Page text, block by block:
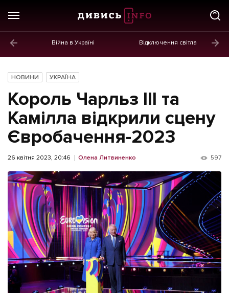
Війна в Україні Відключення світла
Новини
Політика
Економіка
Бізнес
Життя
Культура
Афіша
ІНШЕ
Інтерв'ю
Картки
Репортаж
Прес-релізи
Фото/Відео
Made in Lviv
НОВИНИ УКРАЇНА
Король Чарльз III та
Камілла відкрили сцену
Євробачення-2023
26 квітня 2023, 20:46 Олена Литвиненко 597